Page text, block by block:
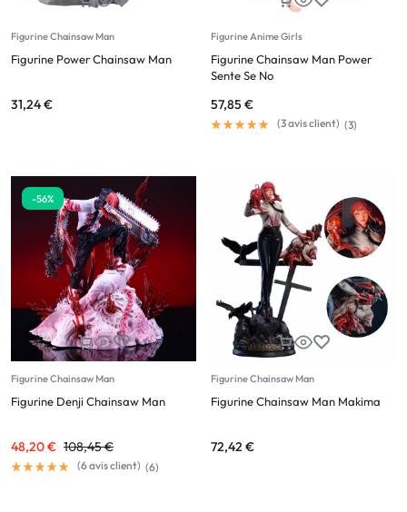
Figurine Chainsaw Man
Figurine Power Chainsaw Man
31,24€
Figurine Anime Girls
Figurine Chainsaw Man Power
Sente Se No
57,85 €
(3avis client) (3)
-56%
Figurine Chainsaw Man
Figurine Denji Chainsaw Man
108,45€
48,20€
(6avis client) (6)
Figurine Chainsaw Man
Figurine Chainsaw Man Makima
72,42 €